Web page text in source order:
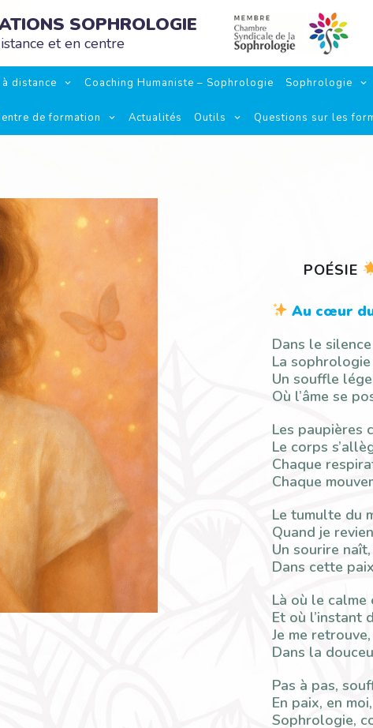
SOPHROLOGIE
et en centre
distance Coaching Humaniste – Sophrologie Sophrologie
de formation Actualités Outils Questions sur les
POÉSIE
Au cœur
Dans le
La
Un souffle
Où l’âme se
Les paupières
Le corps
Chaque
Chaque
Le tumulte du
Quand je
Un sourire
Dans cette
Là où le calme
Et où l’instant
Je me
Dans la
Pas à pas,
En paix, en
Sophrologie,